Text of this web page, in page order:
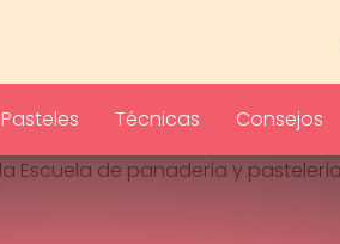
Pasteles Técnicas Consejos